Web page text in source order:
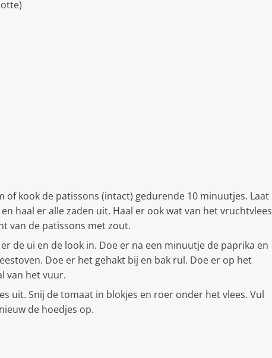
of kook de patissons (intact) gedurende 10 minuutjes. Laat
haal er alle zaden uit. Haal er ook wat van het vruchtvlees
van de patissons met zout.
de ui en de look in. Doe er na een minuutje de paprika en
Doe er het gehakt bij en bak rul. Doe er op het
van het vuur.
uit. Snij de tomaat in blokjes en roer onder het vlees. Vul
de hoedjes op.